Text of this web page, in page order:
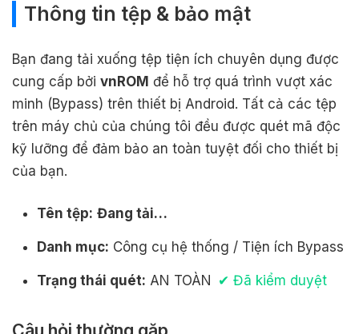
Thông tin tệp & bảo mật
Bạn đang tải xuống tệp tiện ích chuyên dụng được
cung cấp bởi vnROM để hỗ trợ quá trình vượt xác
minh (Bypass) trên thiết bị Android. Tất cả các tệp
trên máy chủ của chúng tôi đều được quét mã độc
kỹ lưỡng để đảm bảo an toàn tuyệt đối cho thiết bị
của bạn.
Tên tệp: Đang tải…
Danh mục: Công cụ hệ thống / Tiện ích Bypass
Trạng thái quét: AN TOÀN ✔ Đã kiểm duyệt
Câu hỏi thường gặp